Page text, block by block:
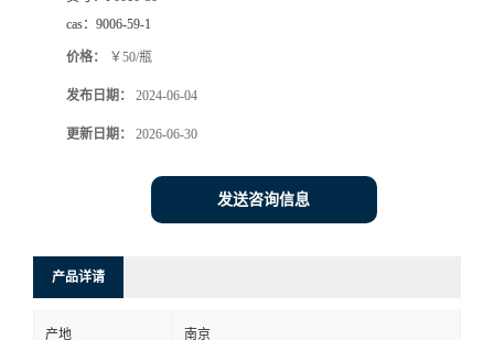
cas： 9006-59-1
价格： ￥50/瓶
发布日期： 2024-06-04
更新日期： 2026-06-30
发送咨询信息
产品详请
产地 南京